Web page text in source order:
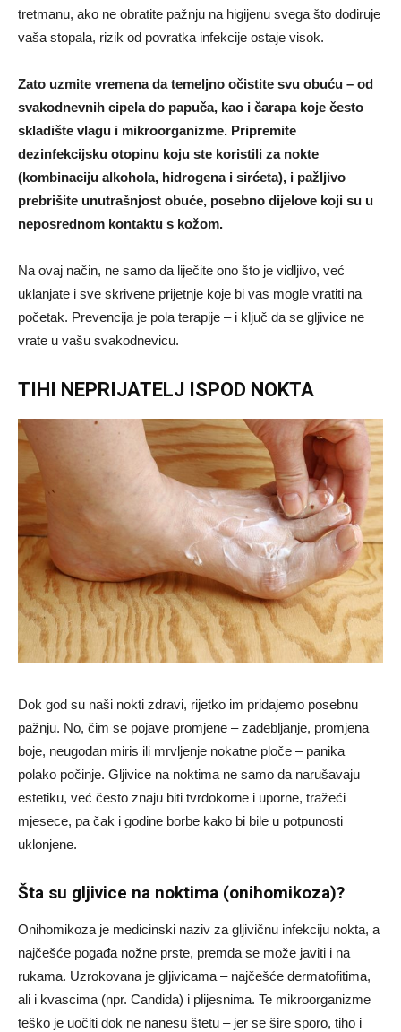
tretmanu, ako ne obratite pažnju na higijenu svega što dodiruje
vaša stopala, rizik od povratka infekcije ostaje visok.
Zato uzmite vremena da temeljno očistite svu obuću – od
svakodnevnih cipela do papuča, kao i čarapa koje često
skladište vlagu i mikroorganizme. Pripremite
dezinfekcijsku otopinu koju ste koristili za nokte
(kombinaciju alkohola, hidrogena i sirćeta), i pažljivo
prebrišite unutrašnjost obuće, posebno dijelove koji su u
neposrednom kontaktu s kožom.
Na ovaj način, ne samo da liječite ono što je vidljivo, već
uklanjate i sve skrivene prijetnje koje bi vas mogle vratiti na
početak. Prevencija je pola terapije – i ključ da se gljivice ne
vrate u vašu svakodnevicu.
TIHI NEPRIJATELJ ISPOD NOKTA
Dok god su naši nokti zdravi, rijetko im pridajemo posebnu
pažnju. No, čim se pojave promjene – zadebljanje, promjena
boje, neugodan miris ili mrvljenje nokatne ploče – panika
polako počinje. Gljivice na noktima ne samo da narušavaju
estetiku, već često znaju biti tvrdokorne i uporne, tražeći
mjesece, pa čak i godine borbe kako bi bile u potpunosti
uklonjene.
Šta su gljivice na noktima (onihomikoza)?
Onihomikoza je medicinski naziv za gljivičnu infekciju nokta, a
najčešće pogađa nožne prste, premda se može javiti i na
rukama. Uzrokovana je gljivicama – najčešće dermatofitima,
ali i kvascima (npr. Candida) i plijesnima. Te mikroorganizme
teško je uočiti dok ne nanesu štetu – jer se šire sporo, tiho i